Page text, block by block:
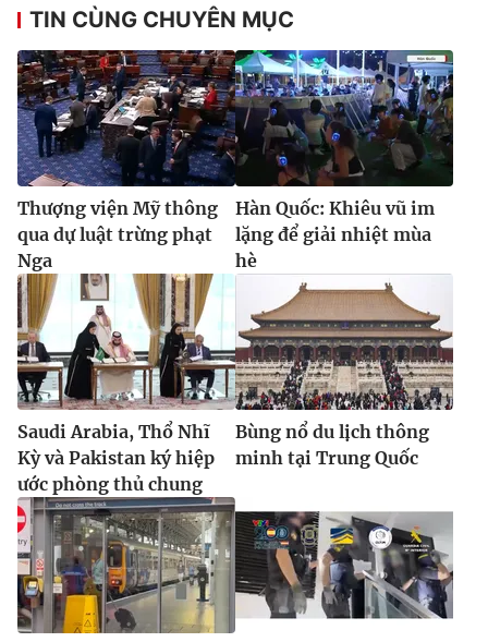
® Cấm sao chép dưới mọi hình thức nếu không có sự chấp
thuận bằng văn bản. Ghi rõ nguồn VTV.vn khi phát hành lại
thông tin từ website này.
TIN CÙNG CHUYÊN MỤC
Thượng viện Mỹ thông
qua dự luật trừng phạt
Nga
Hàn Quốc: Khiêu vũ im
lặng để giải nhiệt mùa
hè
Saudi Arabia, Thổ Nhĩ
Kỳ và Pakistan ký hiệp
ước phòng thủ chung
Bùng nổ du lịch thông
minh tại Trung Quốc